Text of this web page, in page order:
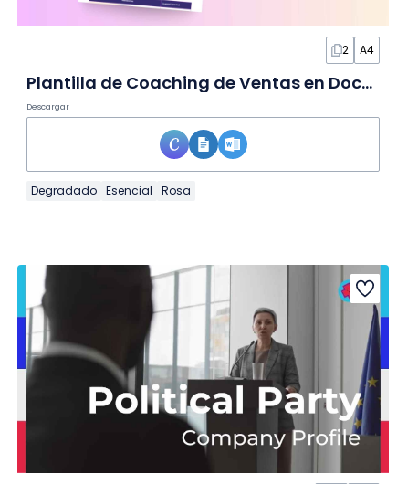
2 A4
Plantilla de Coaching de Ventas en Documento
Descargar
Degradado Esencial Rosa